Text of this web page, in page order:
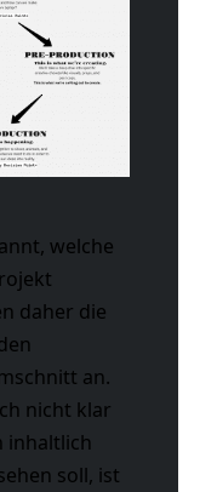
welche
daher die
an.
nicht klar
inhaltlich
soll, ist